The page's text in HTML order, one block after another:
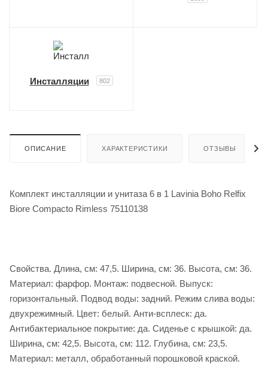
Инсталляции 802
ОПИСАНИЕ ХАРАКТЕРИСТИКИ ОТЗЫВЫ
Комплект инсталляции и унитаза 6 в 1 Lavinia Boho Relfix
Biore Compacto Rimless 75110138
Свойства. Длина, см: 47,5. Ширина, см: 36. Высота, см: 36.
Материал: фарфор. Монтаж: подвесной. Выпуск:
горизонтальный. Подвод воды: задний. Режим слива воды:
двухрежимный. Цвет: белый. Анти-всплеск: да.
Антибактериальное покрытие: да. Сиденье c крышкой: да.
Ширина, см: 42,5. Высота, см: 112. Глубина, см: 23,5.
Материал: металл, обработанный порошковой краской.